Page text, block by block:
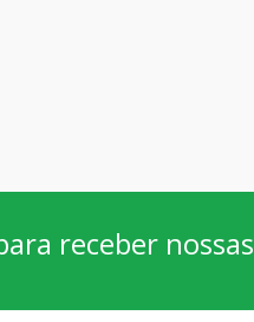
receber nossas